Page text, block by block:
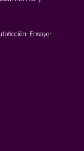
· Ensayo ·